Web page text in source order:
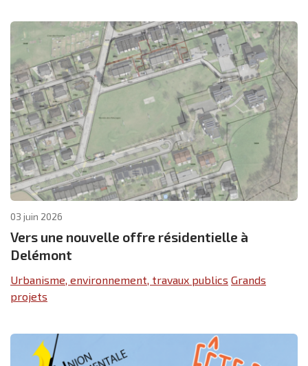
03 juin 2026
Vers une nouvelle offre résidentielle à
Delémont
Urbanisme, environnement, travaux publics Grands
projets